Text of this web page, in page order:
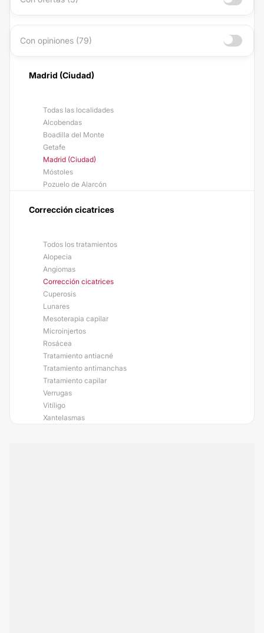
Con opiniones (79)
Madrid (Ciudad)
Todas las localidades
Alcobendas
Boadilla del Monte
Getafe
Madrid (Ciudad)
Móstoles
Pozuelo de Alarcón
Corrección cicatrices
Todos los tratamientos
Alopecia
Angiomas
Corrección cicatrices
Cuperosis
Lunares
Mesoterapia capilar
Microinjertos
Rosácea
Tratamiento antiacné
Tratamiento antimanchas
Tratamiento capilar
Verrugas
Vitíligo
Xantelasmas